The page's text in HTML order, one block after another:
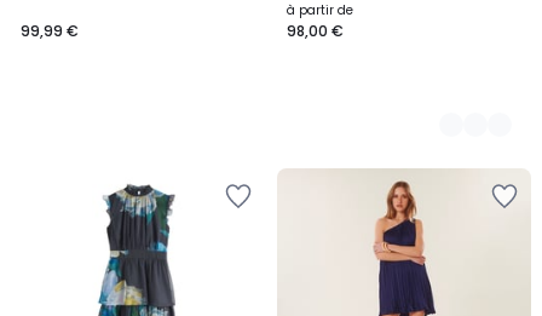
99,99 €
à partir de
98,00 €